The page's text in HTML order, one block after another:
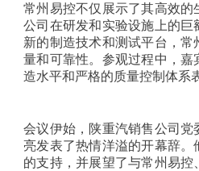
常州易控不仅展示了其高效的
公司在研发和实验设施上的巨
新的制造技术和测试平台，
量和可靠性。参观过程中，嘉
造水平和严格的质量控制体系
会议伊始，陕重汽销售公司党
亮发表了热情洋溢的开幕辞
的支持，并展望了与常州易